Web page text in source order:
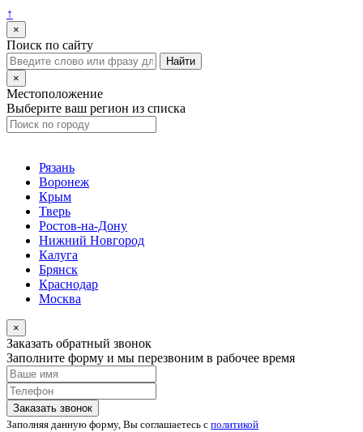
↑
×
Поиск по сайту
×
Местоположение
Выберите ваш регион из списка
Рязань
Воронеж
Крым
Тверь
Ростов-на-Дону
Нижний Новгород
Калуга
Брянск
Краснодар
Москва
×
Заказать обратный звонок
Заполните форму и мы перезвоним в рабочее время
Заказать звонок
Заполняя данную форму, Вы соглашаетесь с политикой